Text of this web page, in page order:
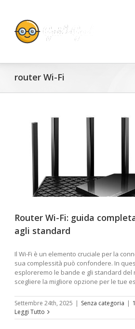
router Wi-Fi
Router Wi-Fi: guida
agli standard
Il Wi-Fi è un elemento cruciale per la
sua complessità può confondere. In
esploreremo le bande e gli standard del
scegliere la migliore opzione per le tue
Settembre 24th, 2025 | Senza categoria |
Leggi Tutto